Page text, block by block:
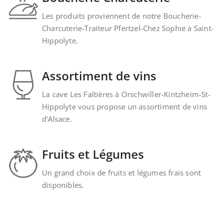
Les produits proviennent de notre Boucherie-
Charcuterie-Traiteur Pfertzel-Chez Sophie à Saint-
Hippolyte.
Assortiment de vins
La cave Les Faîtières à Orschwiller-Kintzheim-St-
Hippolyte vous propose un assortiment de vins
d'Alsace.
Fruits et Légumes
Un grand choix de fruits et légumes frais sont
disponibles.